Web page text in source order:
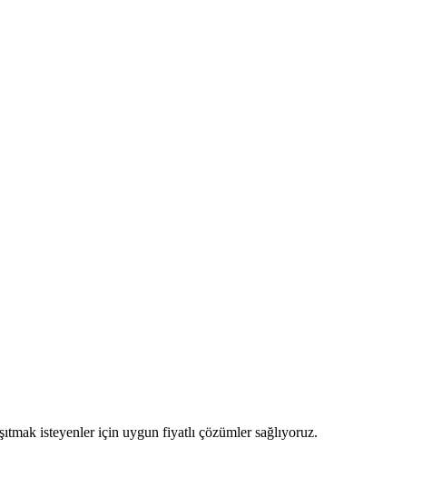
isteyenler için uygun fiyatlı çözümler sağlıyoruz.